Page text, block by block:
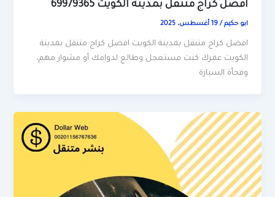
افضل كراج متنقل بمدينة الكويت 69979365
ابو حكيم/19 أغسطس، 2025
افضل كراج متنقل بمدينة الكويت افضل كراج متنقل بمدينة
الكويت عمرك كنت مستعجل وطالع لدوامك أو مشوار مهم،
وفجأة السيارة